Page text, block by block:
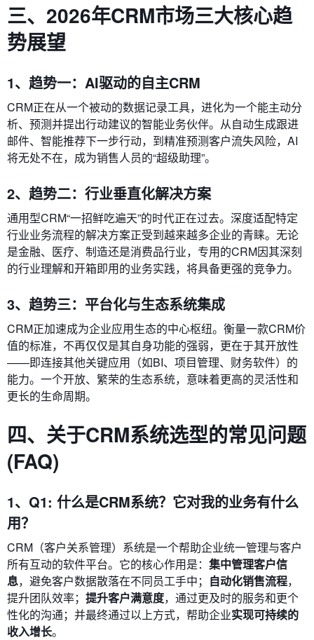
三、2026年CRM市场三大核心趋
势展望
1、趋势一：AI驱动的自主CRM
CRM正在从一个被动的数据记录工具，进化为一个能主动分
析、预测并提出行动建议的智能业务伙伴。从自动生成跟进
邮件、智能推荐下一步行动，到精准预测客户流失风险，AI
将无处不在，成为销售人员的“超级助理”。
2、趋势二：行业垂直化解决方案
通用型CRM“一招鲜吃遍天”的时代正在过去。深度适配特定
行业业务流程的解决方案正受到越来越多企业的青睐。无论
是金融、医疗、制造还是消费品行业，专用的CRM因其深刻
的行业理解和开箱即用的业务实践，将具备更强的竞争力。
3、趋势三：平台化与生态系统集成
CRM正加速成为企业应用生态的中心枢纽。衡量一款CRM价
值的标准，不再仅仅是其自身功能的强弱，更在于其开放性
——即连接其他关键应用（如BI、项目管理、财务软件）的
能力。一个开放、繁荣的生态系统，意味着更高的灵活性和
更长的生命周期。
四、关于CRM系统选型的常见问题
(FAQ)
1、Q1: 什么是CRM系统？它对我的业务有什么
用？
CRM（客户关系管理）系统是一个帮助企业统一管理与客户
所有互动的软件平台。它的核心作用是： 集中管理客户信
息，避免客户数据散落在不同员工手中； 自动化销售流程，
提升团队效率； 提升客户满意度，通过更及时的服务和更个
性化的沟通；并最终通过以上方式，帮助企业实现可持续的
收入增长。